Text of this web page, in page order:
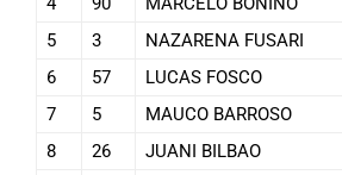
5
3 NAZARENA FUSARI
6
57 LUCAS FOSCO
7
5 MAUCO BARROSO
8
26 JUANI BILBAO